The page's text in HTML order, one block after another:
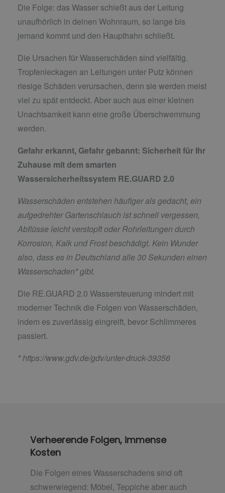
Die Folge: das Wasser schießt aus der Leitung
unaufhörlich in deinen Wohnraum, so lange bis
jemand kommt und den Haupthahn schließt.
Die Ursachen für Wasserschäden sind vielfältig.
Tropfenleckagen an Leitungen unter Putz können
riesige Schäden verursachen, denn sie werden meist
viel zu spät entdeckt. Aber auch aus einer kleinen
Unachtsamkeit kann eine große Überschwemmung
werden.
Gefahr erkannt, Gefahr gebannt: Sicherheit für Ihr
Zuhause mit dem smarten
Wassersicherheitssystem RE.GUARD 2.0
Wasserschäden entstehen häufiger als gedacht, ein
aufgedrehter Gartenschlauch ist schnell vergessen,
Abflüsse leicht verstopft oder Rohrleitungen durch
Korrosion, Kalk und Frost beschädigt. Kein Wunder
also, dass es in Deutschland alle 30 Sekunden einen
Wasserschaden* gibt.
Die RE.GUARD 2.0 Wassersteuerung mindert mit
moderner Technik die Folgen von Wasserschäden,
indem es zuverlässig eingreift, bevor Schlimmeres
passiert.
*https://www.gdv.de/gdv/unter-druck-39356
Verheerende Folgen, immense
Kosten
Die Folgen eines Wasserschadens sind oft
schwerwiegend: Möbel, Teppiche aber auch